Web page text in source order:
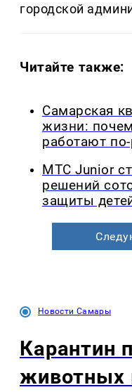
городской
Читайте также:
Самарская
жизни:
работают
МТС Junior
решений
защиты
Новости Самары
Карантин
животных